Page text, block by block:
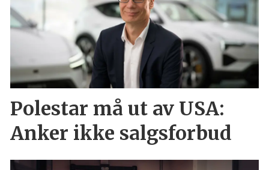
Polestar må ut av USA:
Anker ikke salgsforbud